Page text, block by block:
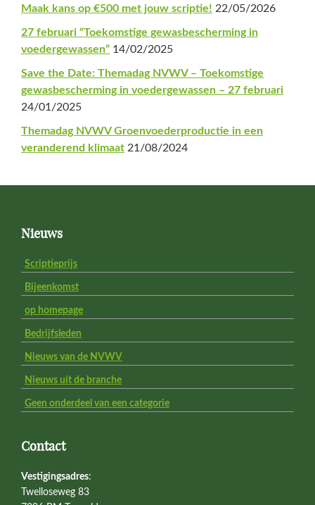
Maak kans op €500 met jouw scriptie! 22/05/2026
27 februari “Toekomstige gewasbescherming in
voedergewassen” 14/02/2025
Save the Date: Themadag NVWV – Toekomstige
gewasbescherming in voedergewassen – 27 februari
24/01/2025
Themadag NVWV Groenvoederproductie in een
veranderend klimaat 21/08/2024
FooterNieuws
Scriptieprijs
Bijeenkomst
op homepage
Bedrijfsleden
Nieuws van de NVWV
Nieuws uit de branche
Geen onderdeel van een categorie
Contact
Vestigingsadres:
Twelloseweg 83